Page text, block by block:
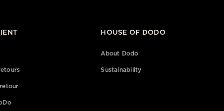
HOUSE OF DODO
About Dodo
Sustainability